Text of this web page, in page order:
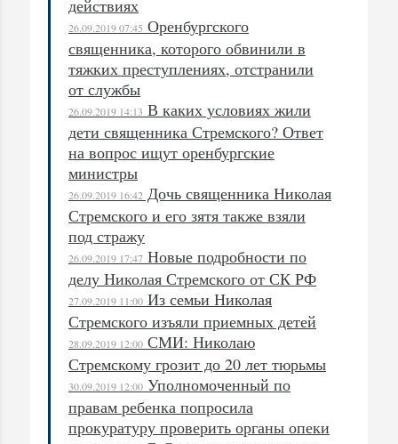
действиях
26.09.2019 07:45 Оренбургского
священника, которого обвинили в
тяжких преступлениях, отстранили
от службы
26.09.2019 14:13 В каких условиях жили
дети священника Стремского? Ответ
на вопрос ищут оренбургские
министры
26.09.2019 16:42 Дочь священника Николая
Стремского и его зятя также взяли
под стражу
26.09.2019 17:47 Новые подробности по
делу Николая Стремского от СК РФ
27.09.2019 11:00 Из семьи Николая
Стремского изъяли приемных детей
28.09.2019 12:00 СМИ: Николаю
Стремскому грозит до 20 лет тюрьмы
30.09.2019 12:00 Уполномоченный по
правам ребенка попросила
прокуратуру проверить органы опеки